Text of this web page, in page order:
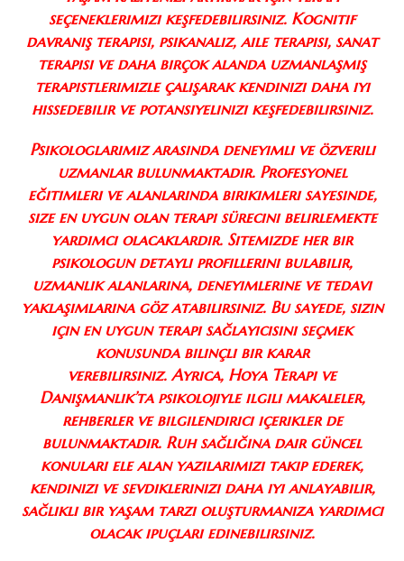
seçeneklerimizi keşfedebilirsiniz. Kognitif
davranış terapisi, psikanaliz, aile terapisi, sanat
terapisi ve daha birçok alanda uzmanlaşmış
terapistlerimizle çalışarak kendinizi daha iyi
hissedebilir ve potansiyelinizi keşfedebilirsiniz.
Psikologlarımız arasında deneyimli ve özverili
uzmanlar bulunmaktadır. Profesyonel
eğitimleri ve alanlarında birikimleri sayesinde,
size en uygun olan terapi sürecini belirlemekte
yardımcı olacaklardır. Sitemizde her bir
psikologun detaylı profillerini bulabilir,
uzmanlık alanlarına, deneyimlerine ve tedavi
yaklaşımlarına göz atabilirsiniz. Bu sayede, sizin
için en uygun terapi sağlayıcısını seçmek
konusunda bilinçli bir karar
verebilirsiniz. Ayrıca, Hoya Terapi ve
Danışmanlık’ta psikolojiyle ilgili makaleler,
rehberler ve bilgilendirici içerikler de
bulunmaktadır. Ruh sağlığına dair güncel
konuları ele alan yazılarımızı takip ederek,
kendinizi ve sevdiklerinizi daha iyi anlayabilir,
sağlıklı bir yaşam tarzı oluşturmanıza yardımcı
olacak ipuçları edinebilirsiniz.